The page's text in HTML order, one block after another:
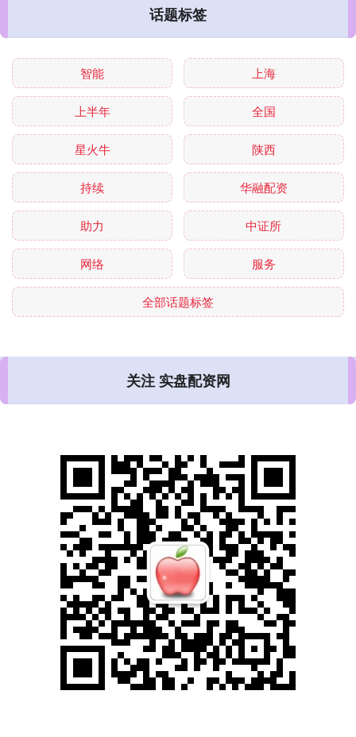
话题标签
智能 上海
上半年 全国
星火牛 陕西
持续 华融配资
助力 中证所
网络 服务
全部话题标签
关注 实盘配资网